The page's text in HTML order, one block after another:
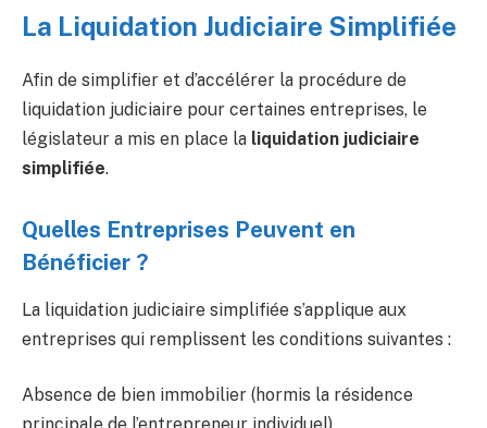
La Liquidation Judiciaire Simplifiée
Afin de simplifier et d’accélérer la procédure de
liquidation judiciaire pour certaines entreprises, le
législateur a mis en place la liquidation judiciaire
simplifiée.
Quelles Entreprises Peuvent en
Bénéficier ?
La liquidation judiciaire simplifiée s’applique aux
entreprises qui remplissent les conditions suivantes :
Absence de bien immobilier (hormis la résidence